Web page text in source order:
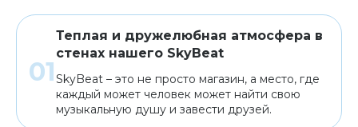
Теплая и дружелюбная атмосфера в
стенах нашего SkyBeat
SkyBeat – это не просто магазин, а место, где
каждый может человек может найти свою
музыкальную душу и завести друзей.